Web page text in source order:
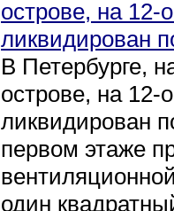
острове, на 12-
ликвидирован
В Петербурге,
острове, на 12-
ликвидирован
первом этаже
один